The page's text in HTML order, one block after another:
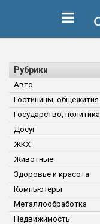
Рубрики
Авто
Гостиницы, общежития
Государство,
Досуг
ЖКХ
Животные
Здоровье и красота
Компьютеры
Металлообработка
Недвижимость